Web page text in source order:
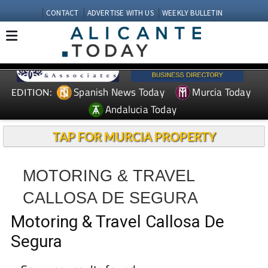
CONTACT ADVERTISE WITH US WEEKLY BULLETIN
EDITION: Spanish News Today
Murcia Today
Andalucia Today
TAP FOR MURCIA PROPERTY
MOTORING & TRAVEL
CALLOSA DE SEGURA
Motoring & Travel Callosa De
Segura